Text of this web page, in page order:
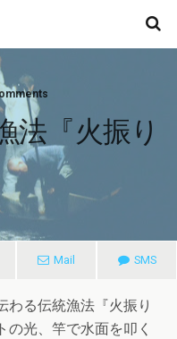
法『火振り
Mail SMS
わる伝統漁法『火振り
光、竿で水面を叩く